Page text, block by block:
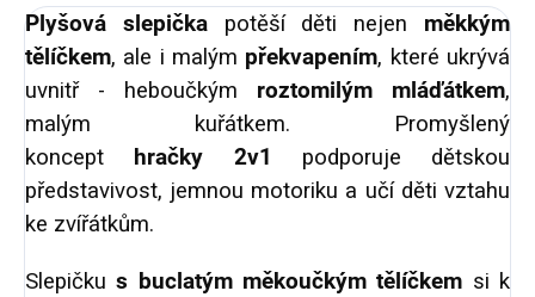
Plyšová slepička potěší děti nejen měkkým
tělíčkem, ale i malým překvapením, které ukrývá
uvnitř - heboučkým roztomilým mláďátkem,
malým kuřátkem. Promyšlený
koncept hračky 2v1
podporuje dětskou
představivost, jemnou motoriku a učí děti vztahu
ke zvířátkům.
Slepičkus buclatým měkoučkým tělíčkem si k